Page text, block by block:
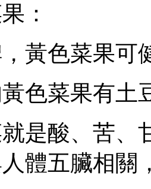
：
色菜果可
菜果有土
酸、苦、
體五臟相關